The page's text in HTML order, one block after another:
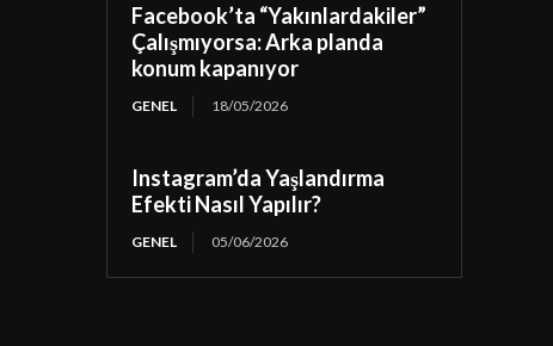
Facebook’ta “Yakınlardakiler”
Çalışmıyorsa: Arka planda
konum kapanıyor
GENEL 18/05/2026
Instagram’da Yaşlandırma
Efekti Nasıl Yapılır?
GENEL 05/06/2026